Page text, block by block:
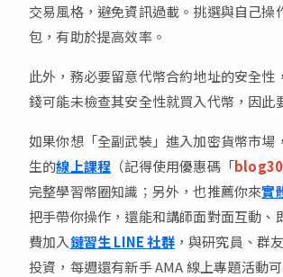
交易風格，避免資訊過載。挑選與自己操
包，有助於提高效率。
此外，務必要留意代幣合約地址的安全性
錢可能未檢查其安全性就買入代幣，因此
如果你想「全副武裝」進入加密貨幣市場
生的線上課程 （記得使用優惠碼「
完整學習幣圈知識；另外，也推薦你來實
把手帶你操作，還能和講師面對面互動、
費加入鏈習生 LINE 社群，與研究員、群
投資，每週還有新手 AMA 線上專題活動